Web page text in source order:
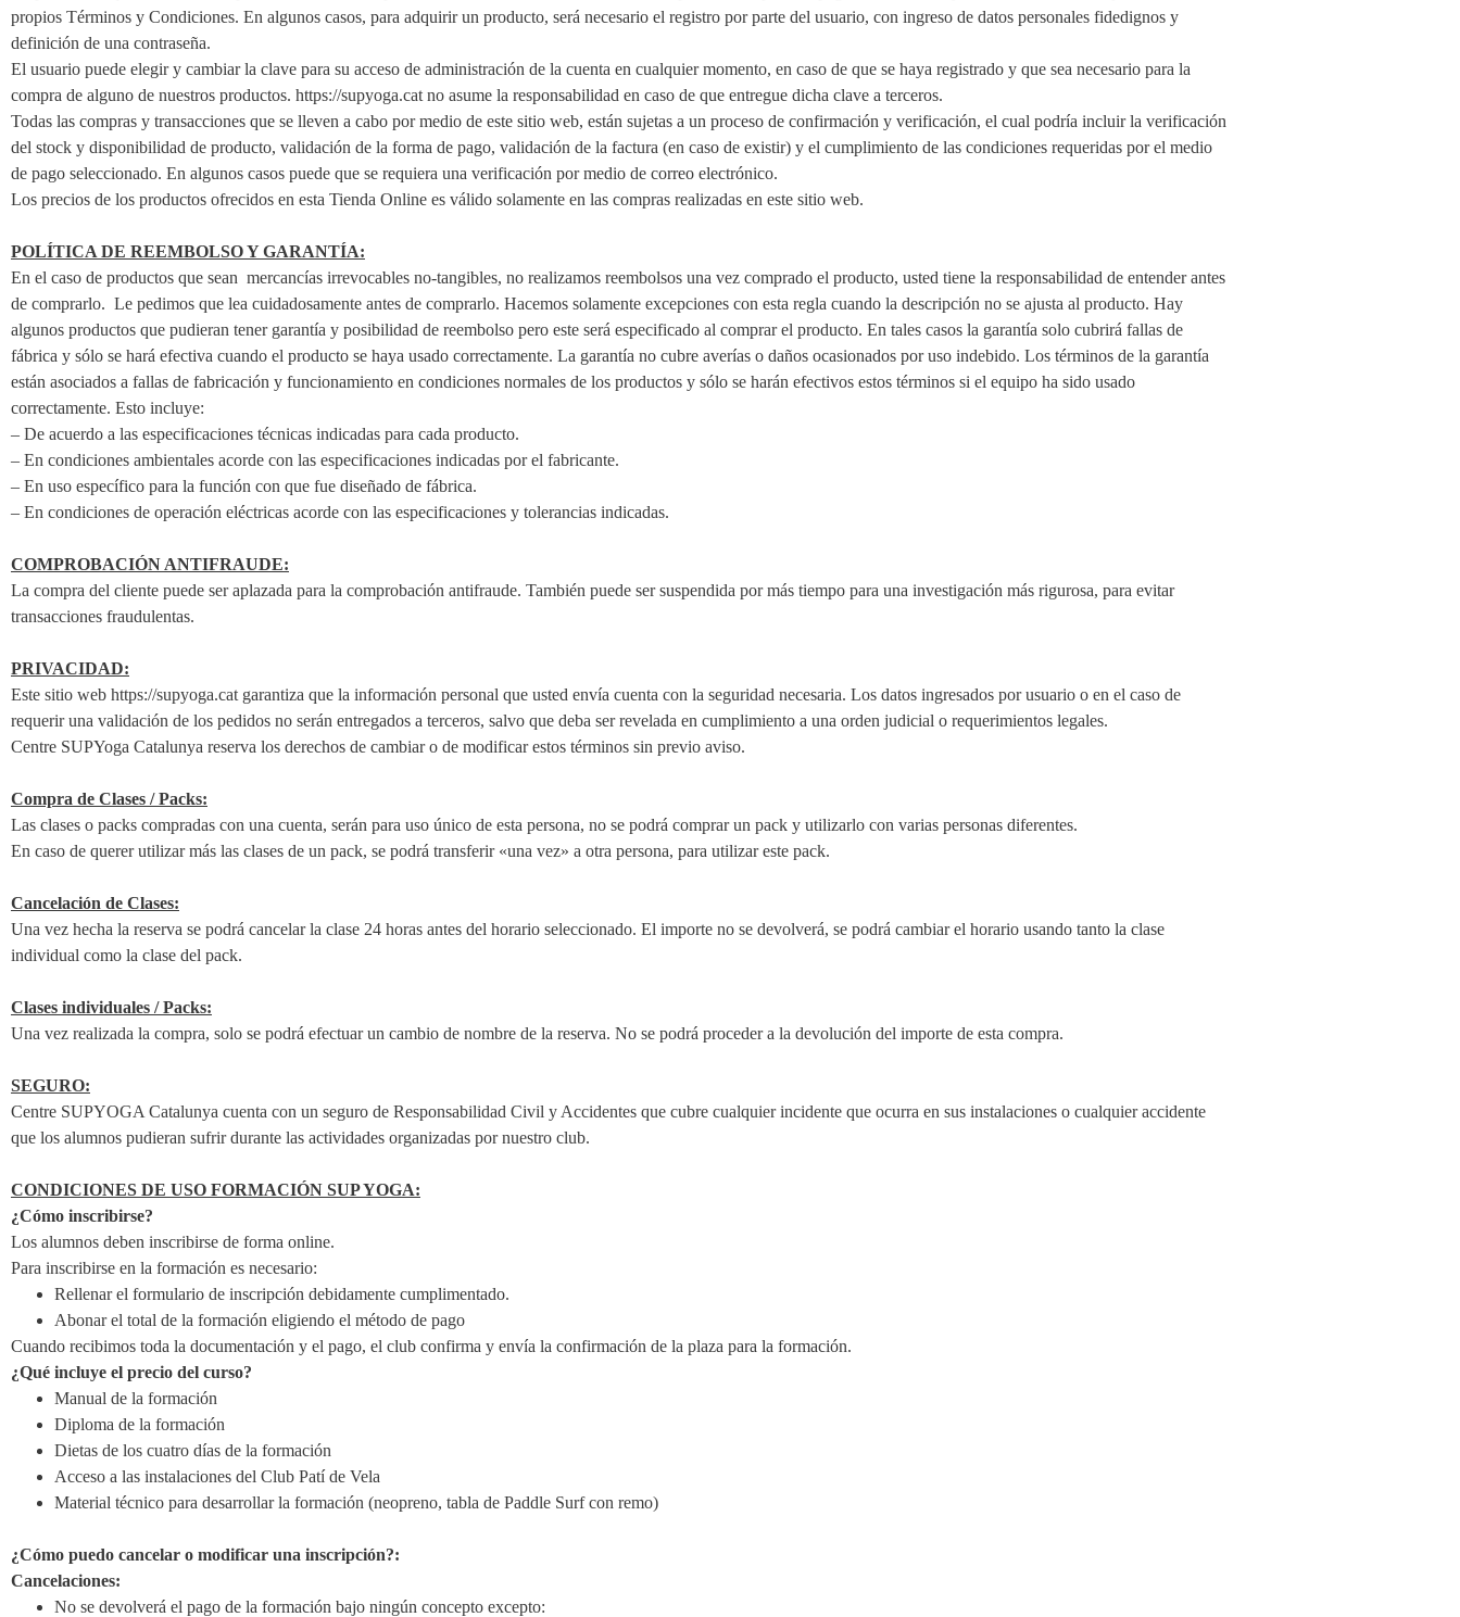
propios Términos y Condiciones. En algunos casos, para adquirir un producto, será necesario el registro por parte del usuario, con ingreso de datos personales fidedignos y
definición de una contraseña.
El usuario puede elegir y cambiar la clave para su acceso de administración de la cuenta en cualquier momento, en caso de que se haya registrado y que sea necesario para la
compra de alguno de nuestros productos. https://supyoga.cat no asume la responsabilidad en caso de que entregue dicha clave a terceros.
Todas las compras y transacciones que se lleven a cabo por medio de este sitio web, están sujetas a un proceso de confirmación y verificación, el cual podría incluir la verificación
del stock y disponibilidad de producto, validación de la forma de pago, validación de la factura (en caso de existir) y el cumplimiento de las condiciones requeridas por el medio
de pago seleccionado. En algunos casos puede que se requiera una verificación por medio de correo electrónico.
Los precios de los productos ofrecidos en esta Tienda Online es válido solamente en las compras realizadas en este sitio web.
POLÍTICA DE REEMBOLSO Y GARANTÍA:
En el caso de productos que sean mercancías irrevocables no-tangibles, no realizamos reembolsos una vez comprado el producto, usted tiene la responsabilidad de entender antes
de comprarlo. Le pedimos que lea cuidadosamente antes de comprarlo. Hacemos solamente excepciones con esta regla cuando la descripción no se ajusta al producto. Hay
algunos productos que pudieran tener garantía y posibilidad de reembolso pero este será especificado al comprar el producto. En tales casos la garantía solo cubrirá fallas de
fábrica y sólo se hará efectiva cuando el producto se haya usado correctamente. La garantía no cubre averías o daños ocasionados por uso indebido. Los términos de la garantía
están asociados a fallas de fabricación y funcionamiento en condiciones normales de los productos y sólo se harán efectivos estos términos si el equipo ha sido usado
correctamente. Esto incluye:
– De acuerdo a las especificaciones técnicas indicadas para cada producto.
– En condiciones ambientales acorde con las especificaciones indicadas por el fabricante.
– En uso específico para la función con que fue diseñado de fábrica.
– En condiciones de operación eléctricas acorde con las especificaciones y tolerancias indicadas.
COMPROBACIÓN ANTIFRAUDE:
La compra del cliente puede ser aplazada para la comprobación antifraude. También puede ser suspendida por más tiempo para una investigación más rigurosa, para evitar
transacciones fraudulentas.
PRIVACIDAD:
Este sitio web https://supyoga.cat garantiza que la información personal que usted envía cuenta con la seguridad necesaria. Los datos ingresados por usuario o en el caso de
requerir una validación de los pedidos no serán entregados a terceros, salvo que deba ser revelada en cumplimiento a una orden judicial o requerimientos legales.
Centre SUPYoga Catalunya reserva los derechos de cambiar o de modificar estos términos sin previo aviso.
Compra de Clases / Packs:
Las clases o packs compradas con una cuenta, serán para uso único de esta persona, no se podrá comprar un pack y utilizarlo con varias personas diferentes.
En caso de querer utilizar más las clases de un pack, se podrá transferir «una vez» a otra persona, para utilizar este pack.
Cancelación de Clases:
Una vez hecha la reserva se podrá cancelar la clase 24 horas antes del horario seleccionado. El importe no se devolverá, se podrá cambiar el horario usando tanto la clase
individual como la clase del pack.
Clases individuales / Packs:
Una vez realizada la compra, solo se podrá efectuar un cambio de nombre de la reserva. No se podrá proceder a la devolución del importe de esta compra.
SEGURO:
Centre SUPYOGA Catalunya cuenta con un seguro de Responsabilidad Civil y Accidentes que cubre cualquier incidente que ocurra en sus instalaciones o cualquier accidente
que los alumnos pudieran sufrir durante las actividades organizadas por nuestro club.
CONDICIONES DE USO FORMACIÓN SUP YOGA:
¿Cómo inscribirse?
Los alumnos deben inscribirse de forma online.
Para inscribirse en la formación es necesario:
Rellenar el formulario de inscripción debidamente cumplimentado.
Abonar el total de la formación eligiendo el método de pago
Cuando recibimos toda la documentación y el pago, el club confirma y envía la confirmación de la plaza para la formación.
¿Qué incluye el precio del curso?
Manual de la formación
Diploma de la formación
Dietas de los cuatro días de la formación
Acceso a las instalaciones del Club Patí de Vela
Material técnico para desarrollar la formación (neopreno, tabla de Paddle Surf con remo)
¿Cómo puedo cancelar o modificar una inscripción?:
Cancelaciones:
No se devolverá el pago de la formación bajo ningún concepto excepto: